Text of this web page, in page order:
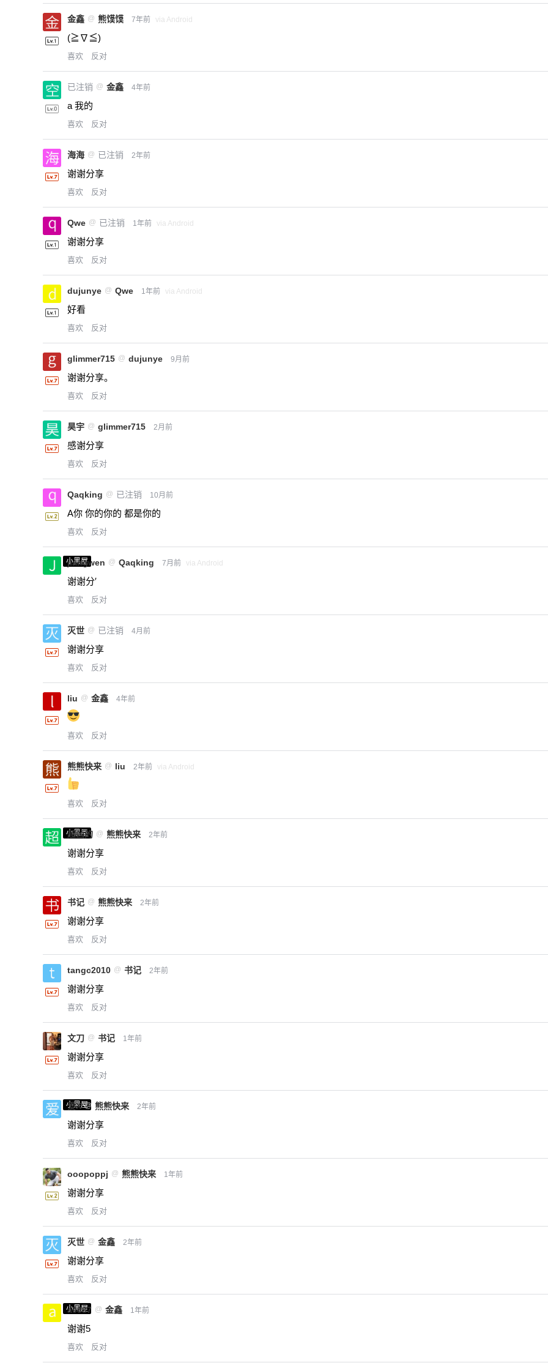
登录立刻注册 0 收藏
金鑫 @ 熊馍馍 7年前 via Android
(≧∇≦)
喜欢 反对
已注销 @ 金鑫 4年前
a 我的
喜欢 反对
海海 @ 已注销 2年前
谢谢分享
喜欢 反对
Qwe @ 已注销 1年前 via Android
谢谢分享
喜欢 反对
dujunye @ Qwe 1年前 via Android
好看
喜欢 反对
glimmer715 @ dujunye 9月前
谢谢分享。
喜欢 反对
昊宇 @ glimmer715 2月前
感谢分享
喜欢 反对
Qaqking @ 已注销 10月前
A你 你的你的 都是你的
喜欢 反对
小黑屋
jiangwen @ Qaqking 7月前 via Android
谢谢分′
喜欢 反对
灭世 @ 已注销 4月前
谢谢分享
喜欢 反对
liu @ 金鑫 4年前
喜欢 反对
熊熊快来 @ liu 2年前 via Android
喜欢 反对
小黑屋
超凶的 @ 熊熊快来 2年前
谢谢分享
喜欢 反对
书记 @ 熊熊快来 2年前
谢谢分享
喜欢 反对
tangc2010 @ 书记 2年前
谢谢分享
喜欢 反对
文刀 @ 书记 1年前
谢谢分享
喜欢 反对
小黑屋
爱X @ 熊熊快来 2年前
谢谢分享
喜欢 反对
ooopoppj @ 熊熊快来 1年前
谢谢分享
喜欢 反对
灭世 @ 金鑫 2年前
谢谢分享
喜欢 反对
小黑屋
a0987 @ 金鑫 1年前
谢谢5
喜欢 反对